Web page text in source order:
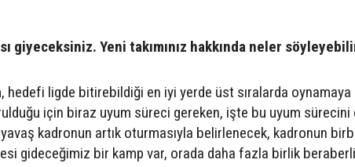
giyeceksiniz. Yeni takımınız hakkında neler
hedefi ligde bitirebildiği en iyi yerde üst sıralarda oynamaya
için biraz uyum süreci gereken, işte bu uyum sürecini
yavaş kadronun artık oturmasıyla belirlenecek, kadronun
gideceğimiz bir kamp var, orada daha fazla birlik